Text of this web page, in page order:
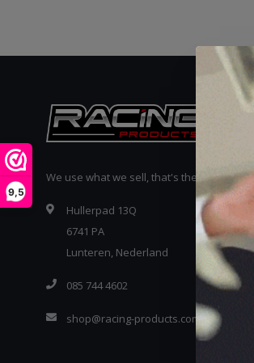
9,5
We use what we sell, that's the difference!
Hullerpad 13Q
6741 PA
Lunteren, Nederland
085 744 4602
shop@racing-products.com